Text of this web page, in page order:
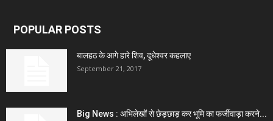
POPULAR POSTS
बालहठ के आगे हारे शिव, दूधेश्वर कहलाए
September 21, 2017
Big News : अभिलेखों से छेड़छाड़ कर भूमि का फर्जीवाड़ा करने...